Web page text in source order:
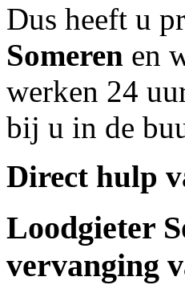
Dus heeft u
Someren en
werken 24
bij u in de
Direct hulp
Loodgieter
vervanging